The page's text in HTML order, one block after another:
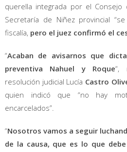
querella integrada por el
Secretaría de Niñez provincial
fiscalía, pero el juez confirmó el
“Acaban de avisarnos que
preventiva Nahuel y Roque“,
resolución judicial Lucía Castro
quien indicó que “no hay
encarcelados”.
“Nosotros vamos a seguir
de la causa, que es lo que